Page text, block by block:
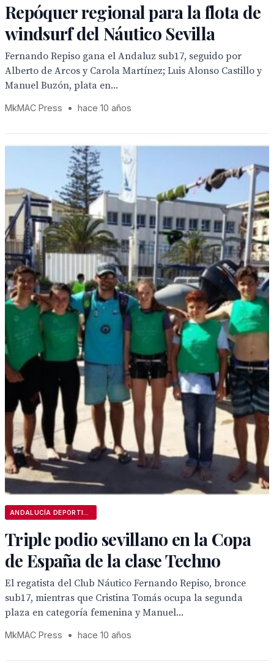
Repóquer regional para la flota de
windsurf del Náutico Sevilla
Fernando Repiso gana el Andaluz sub17, seguido por
Alberto de Arcos y Carola Martínez; Luis Alonso Castillo y
Manuel Buzón, plata en...
MkMAC Press • hace 10 años
Triple podio sevillano en la Copa
de España de la clase Techno
El regatista del Club Náutico Fernando Repiso, bronce
sub17, mientras que Cristina Tomás ocupa la segunda
plaza en categoría femenina y Manuel...
MkMAC Press • hace 10 años